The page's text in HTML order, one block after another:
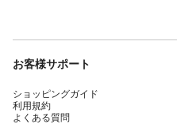
お客様サポート
ショッピングガイド
利用規約
よくある質問